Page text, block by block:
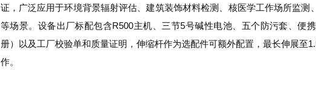
证，广泛应用于环境背景辐射评估、建筑装饰材料检测、核医学工作场所监
等场景。设备出厂标配包含R500主机、三节5号碱性电池、五个防污套、便
册）以及工厂校验单和质量证明，伸缩杆作为选配件可额外配置，最长伸展至
作。